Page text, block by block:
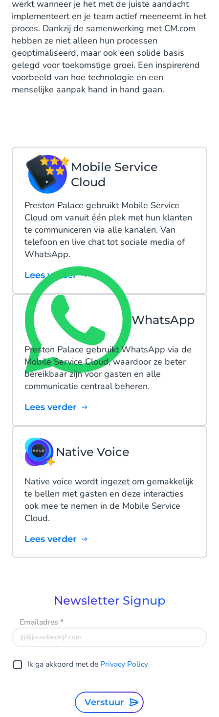
werkt wanneer je het met de juiste aandacht
implementeert en je team actief meeneemt in het
proces. Dankzij de samenwerking met CM.com
hebben ze niet alleen hun processen
geoptimaliseerd, maar ook een solide basis
gelegd voor toekomstige groei. Een inspirerend
voorbeeld van hoe technologie en een
menselijke aanpak hand in hand gaan.
Mobile Service
Cloud
Preston Palace gebruikt Mobile Service
Cloud om vanuit één plek met hun klanten
te communiceren via alle kanalen. Van
telefoon en live chat tot sociale media of
WhatsApp.
Lees verder
WhatsApp
Preston Palace gebruikt WhatsApp via de
Mobile Service Cloud, waardoor ze beter
bereikbaar zijn voor gasten en alle
communicatie centraal beheren.
Lees verder
Native Voice
Native voice wordt ingezet om gemakkelijk
te bellen met gasten en deze interacties
ook mee te nemen in de Mobile Service
Cloud.
Lees verder
Newsletter Signup
Emailadres *
Ik ga akkoord met de Privacy Policy
Verstuur